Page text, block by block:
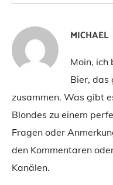
MICHAEL
Moin, ich
Bier, das
zusammen. Was gibt
Blondes zu einem
Fragen oder
den Kommentaren
Kanälen.